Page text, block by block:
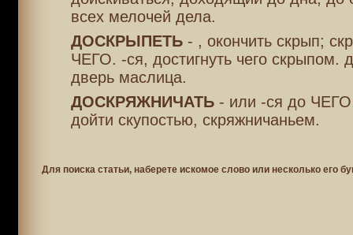
всех мелочей дела.
ДОСКРЫПЕТЬ- , окончить скрып;
ЧЕГО. -ся, достигнуть чего скрыпом.
дверь маслица.
ДОСКРЯЖНИЧАТЬ- или -ся до ЧЕГО,
дойти скупостью, скряжничаньем.
Для поиска статьи, наберете искомое слово или несколько его